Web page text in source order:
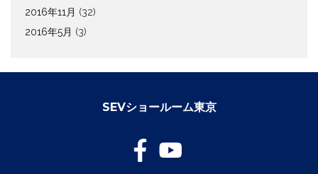
2016年11月 (32)
2016年5月 (3)
SEVショールーム東京